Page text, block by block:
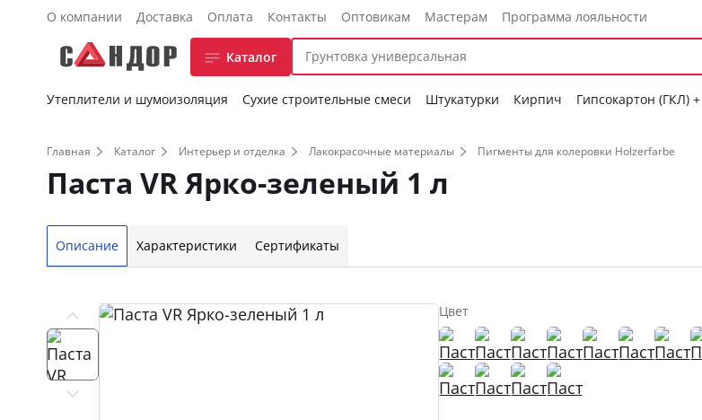
О компании Доставка Оплата Контакты Оптовикам Мастерам Программа лояльности
Каталог
Утеплители и шумоизоляция
Сухие строительные смеси Штукатурки Кирпич Гипсокартон (ГКЛ)
Главная Каталог Интерьер и отделка Лакокрасочные материалы Пигменты для колеровки Holzerfarbe
Паста VR Ярко-зеленый 1 л
Описание Характеристики Сертификаты
Цвет